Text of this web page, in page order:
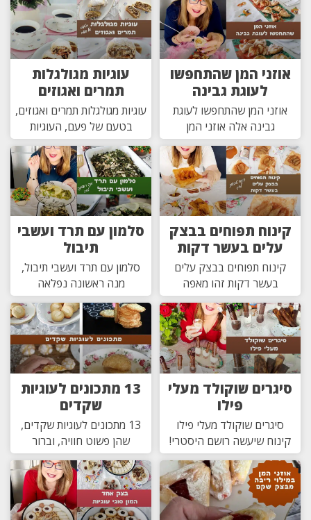
אוזני המן שהתחפשו
לעוגת גבינה
אוזני המן שהתחפשו לעוגת
גבינה אלה אוזני המן
עוגיות מגולגלות
תמרים ואגוזים
עוגיות מגולגלות תמרים ואגוזים,
בטעם של פעם, העוגיות
קינוח תפוחים בבצק
עלים בעשר דקות
קינוח תפוחים בבצק עלים
בעשר דקות זהו מאפה
סלמון עם תרד ועשבי
תיבול
סלמון עם תרד ועשבי תיבול,
מנה ראשונה נפלאה
סיגרים שוקולד מעלי
פילו
סיגרים שוקולד מעלי פילו
קינוח שיעשה רושם היסטרי!
13 מתכונים לעוגיות
שקדים
13 מתכונים לעוגיות שקדים,
שהן פשוט חוויה, וברור